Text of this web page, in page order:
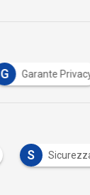
G Garante
S